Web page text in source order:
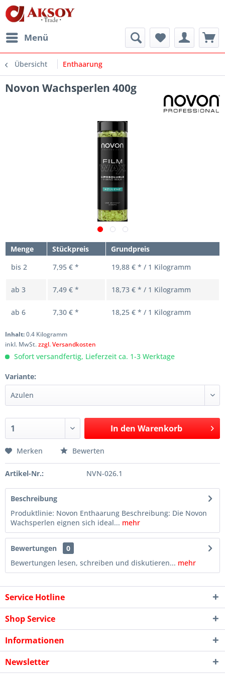
Menü
Übersicht Enthaarung
Novon Wachsperlen 400g
Menge Stückpreis
Grundpreis
bis 2 7,95 € * 19,88 € * / 1 Kilogramm
ab 3 7,49 € * 18,73 € * / 1 Kilogramm
ab 6 7,30 € * 18,25 € * / 1 Kilogramm
Inhalt:0.4 Kilogramm
inkl. MwSt.zzgl. Versandkosten
Sofort versandfertig, Lieferzeit ca. 1-3 Werktage
Variante:
In den Warenkorb
Merken Bewerten
Artikel-Nr.: NVN-026.1
Beschreibung
Produktlinie: Novon Enthaarung Beschreibung: Die Novon
Wachsperlen eignen sich ideal... mehr
Bewertungen
0
Bewertungen lesen, schreiben und diskutieren... mehr
Service Hotline
Shop Service
Informationen
Newsletter